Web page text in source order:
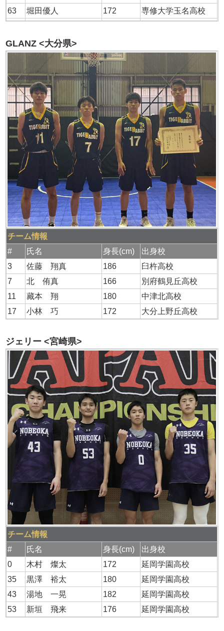
63 堀田優人 172 専修大学玉名高校
GLANZ <大分県>
チーム情報
#
氏名 身長(cm)
出身校
3
佐藤 翔真 186
臼杵高校
7
北 侑真 166
別府鶴見丘高校
11
藏本 翔 180
中津北高校
17
小林 巧 172 大分上野丘高校
ジェリー <宮崎県>
チーム情報
#
氏名 身長(cm)
出身校
0
木村 燦太 172
延岡学園高校
35
黒澤 裕太 180
延岡学園高校
43
湯地 一晃 182
延岡学園高校
53
新垣 飛来 176 延岡学園高校